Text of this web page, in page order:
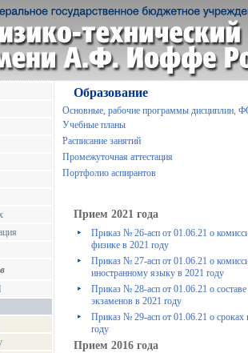
Образование
Основные, рабочие программы дисциплин,
Учебные планы
Расписание занятий
Промежуточная аттестация
Портфолио аспирантов
Прием 2021 года
Приказ № 26-асп от 01.06.21 о
физике в 2021 rоду
Приказ № 27-асп от 01.06.21 о
иностранному языку в 2021 rоду
Приказ № 28-асп от 01.06.21 о
экзаменов в 2021 rоду
Приказ № 29-асп от 01.06.21 о сроках
rоду
Прием 2016 года